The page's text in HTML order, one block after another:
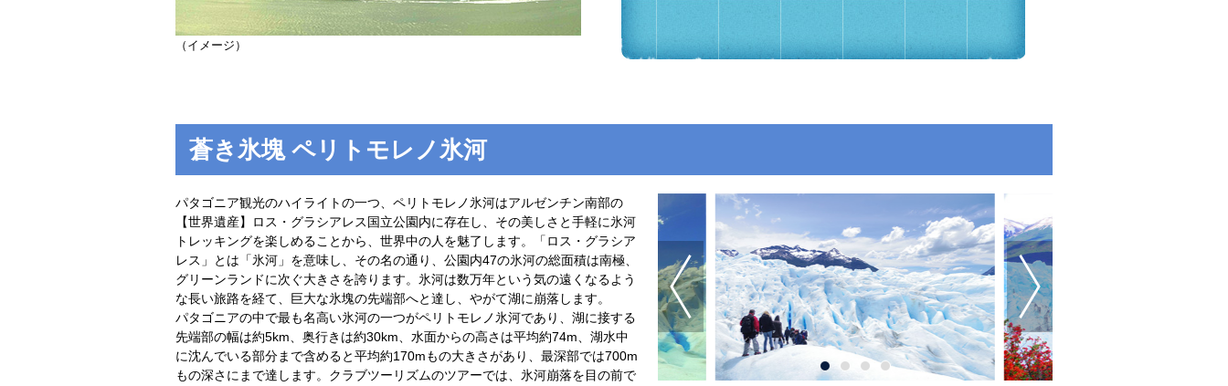
（イメージ）
蒼き氷塊 ペリトモレノ氷河
パタゴニア観光のハイライトの一つ、ペリトモレノ氷河はアルゼンチン南部の
【世界遺産】ロス・グラシアレス国立公園内に存在し、その美しさと手軽に氷河
トレッキングを楽しめることから、世界中の人を魅了します。「ロス・グラシア
レス」とは「氷河」を意味し、その名の通り、公園内47の氷河の総面積は南極、
グリーンランドに次ぐ大きさを誇ります。氷河は数万年という気の遠くなるよう
な長い旅路を経て、巨大な氷塊の先端部へと達し、やがて湖に崩落します。
パタゴニアの中で最も名高い氷河の一つがペリトモレノ氷河であり、湖に接する
先端部の幅は約5km、奥行きは約30km、水面からの高さは平均約74m、湖水中
に沈んでいる部分まで含めると平均約170mもの大きさがあり、最深部では700m
もの深さにまで達します。クラブツーリズムのツアーでは、氷河崩落を目の前で